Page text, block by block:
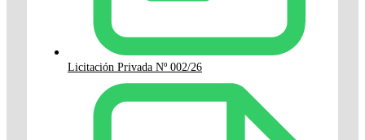
Licitación Privada Nº 002/26